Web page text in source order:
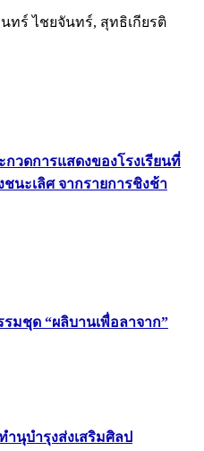
ทร์ ไชยจันทร์, สุทธิเกียรติ
วดการแสดงของโรงเรียนที่
นะเลิศ จากรายการชิงช้า
มชุด “ผลิบานเพื่อลาจาก”
นุบำรุงส่งเสริมศิลป